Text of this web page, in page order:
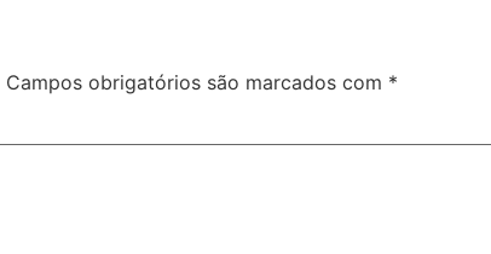
Campos obrigatórios são marcados com *